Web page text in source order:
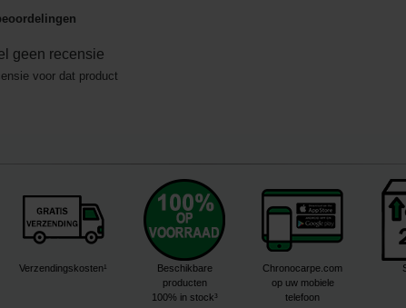
geen recensie
voor dat product
Verzendingskosten¹
Beschikbare
producten
100% in stock³
Chronocarpe.com
op uw mobiele
telefoon